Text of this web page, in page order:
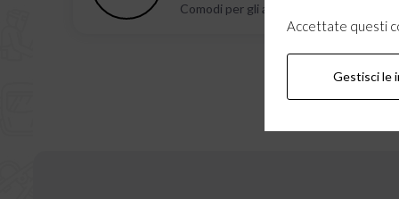
Comodi per gli angoli, ottima resa di
Accettate questi
Gestisci le